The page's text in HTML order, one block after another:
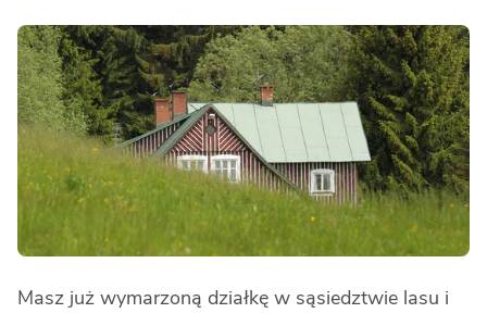
Masz już wymarzoną działkę w sąsiedztwie lasu i